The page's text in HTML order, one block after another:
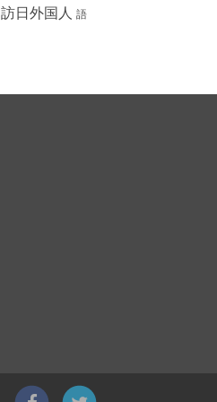
訪日外国人 語